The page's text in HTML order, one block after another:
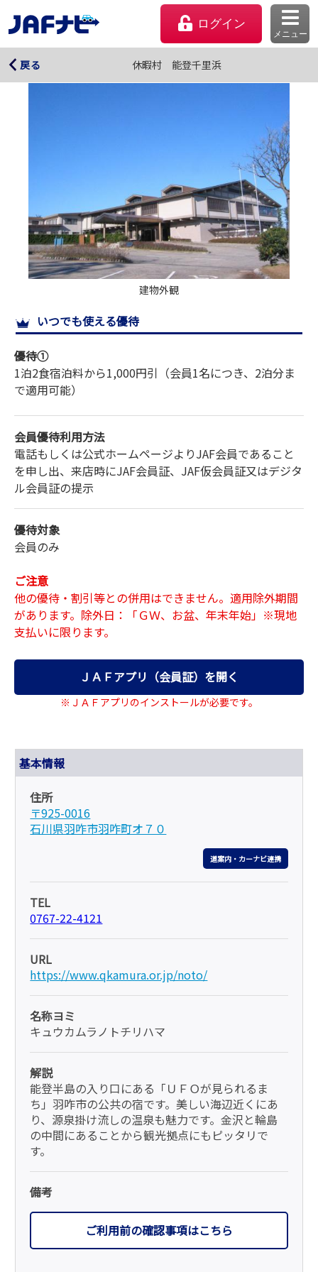
ログイン
メニュー
マイページ
会員優待のご利用方法
サイトマップ
戻る 休暇村 能登千里浜
休暇村 能登千里浜
建物外観
いつでも使える優待
優待①
1泊2食宿泊料から1,000円引（会員1名につき、2泊分ま
で適用可能）
会員優待利用方法
電話もしくは公式ホームページよりJAF会員であること
を申し出、来店時にJAF会員証、JAF仮会員証又はデジタ
ル会員証の提示
優待対象
会員のみ
ご注意
他の優待・割引等との併用はできません。適用除外期間
があります。除外日：「ＧＷ、お盆、年末年始」※現地
支払いに限ります。
ＪＡＦアプリ（会員証）を開く
※ＪＡＦアプリのインストールが必要です。
基本情報
住所
〒925-0016
石川県羽咋市羽咋町オ７０
道案内・カーナビ連携
TEL
0767-22-4121
URL
https://www.qkamura.or.jp/noto/
名称ヨミ
キュウカムラノトチリハマ
解説
能登半島の入り口にある「ＵＦＯが見られるま
ち」羽咋市の公共の宿です。美しい海辺近くにあ
り、源泉掛け流しの温泉も魅力です。金沢と輪島
の中間にあることから観光拠点にもピッタリで
す。
備考
ご利用前の確認事項はこちら